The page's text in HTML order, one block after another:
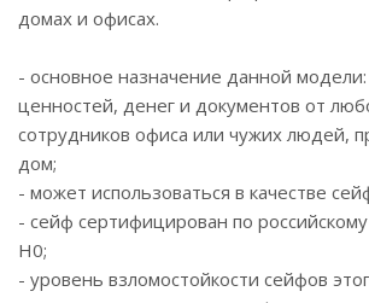
домах и офисах.
- основное назначение данной
ценностей, денег и документов от
сотрудников офиса или чужих людей,
дом;
- может использоваться в качестве
- сейф сертифицирован по
Н0;
- уровень взломостойкости сейфов